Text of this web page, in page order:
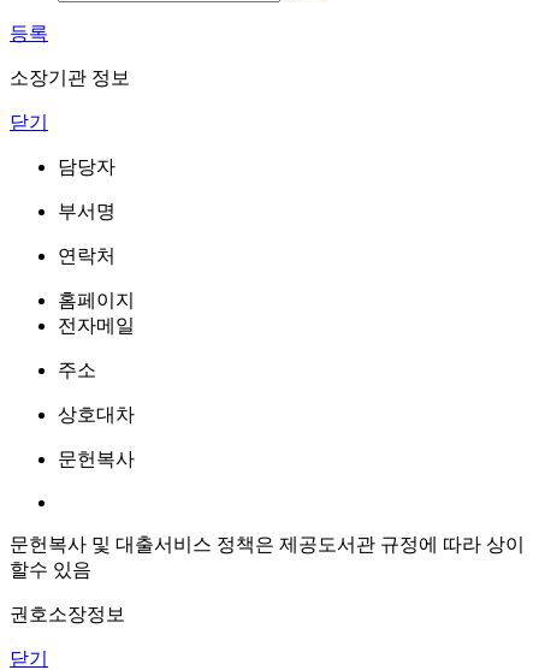
등록
소장기관 정보
닫기
담당자
부서명
연락처
홈페이지
전자메일
주소
상호대차
문헌복사
문헌복사 및 대출서비스 정책은 제공도서관 규정에 따라 상이
할수 있음
권호소장정보
닫기